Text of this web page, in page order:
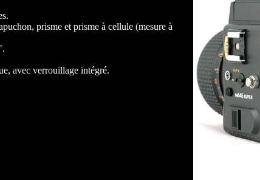
prisme et prisme à cellule (mesure à
avec verrouillage intégré.